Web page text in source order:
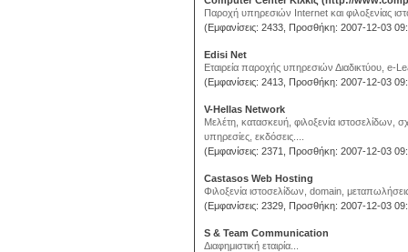
Παροχή υπηρεσιών Internet και φιλοξενίας
(Εμφανίσεις: 2433, Προσθήκη: 2007-12-03
Edisi Net
Εταιρεία παροχής υπηρεσιών Διαδικτύου, e-
(Εμφανίσεις: 2413, Προσθήκη: 2007-12-03
V-Hellas Network
Μελέτη, κατασκευή, φιλοξενία ιστοσελίδων,
υπηρεσίες, εκδόσεις....
(Εμφανίσεις: 2371, Προσθήκη: 2007-12-03
Castasos Web Hosting
Φιλοξενία ιστοσελίδων, domain,
(Εμφανίσεις: 2329, Προσθήκη: 2007-12-03
S & Team Communication
Διαφημιστική εταιρία...